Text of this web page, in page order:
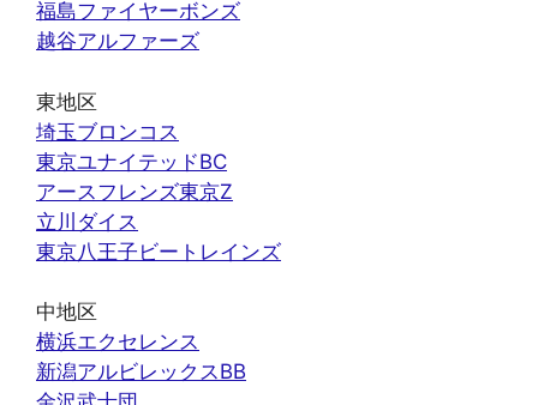
福島ファイヤーボンズ
越谷アルファーズ
東地区
埼玉ブロンコス
東京ユナイテッドBC
アースフレンズ東京Z
立川ダイス
東京八王子ビートレインズ
中地区
横浜エクセレンス
新潟アルビレックスBB